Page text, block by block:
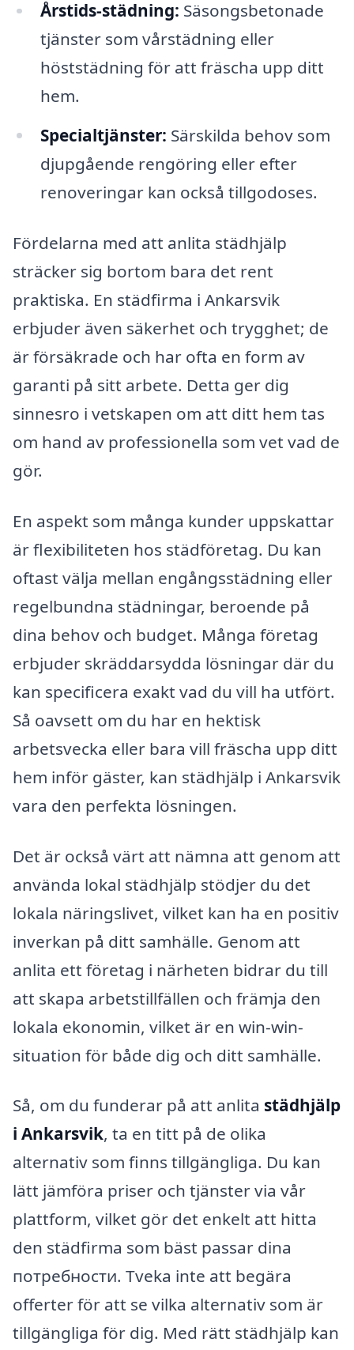
Årstids-städning: Säsongsbetonade
tjänster som vårstädning eller
höststädning för att fräscha upp ditt
hem.
Specialtjänster: Särskilda behov som
djupgående rengöring eller efter
renoveringar kan också tillgodoses.
Fördelarna med att anlita städhjälp
sträcker sig bortom bara det rent
praktiska. En städfirma i Ankarsvik
erbjuder även säkerhet och trygghet; de
är försäkrade och har ofta en form av
garanti på sitt arbete. Detta ger dig
sinnesro i vetskapen om att ditt hem tas
om hand av professionella som vet vad de
gör.
En aspekt som många kunder uppskattar
är flexibiliteten hos städföretag. Du kan
oftast välja mellan engångsstädning eller
regelbundna städningar, beroende på
dina behov och budget. Många företag
erbjuder skräddarsydda lösningar där du
kan specificera exakt vad du vill ha utfört.
Så oavsett om du har en hektisk
arbetsvecka eller bara vill fräscha upp ditt
hem inför gäster, kan städhjälp i Ankarsvik
vara den perfekta lösningen.
Det är också värt att nämna att genom att
använda lokal städhjälp stödjer du det
lokala näringslivet, vilket kan ha en positiv
inverkan på ditt samhälle. Genom att
anlita ett företag i närheten bidrar du till
att skapa arbetstillfällen och främja den
lokala ekonomin, vilket är en win-win-
situation för både dig och ditt samhälle.
Så, om du funderar på att anlita städhjälp
i Ankarsvik, ta en titt på de olika
alternativ som finns tillgängliga. Du kan
lätt jämföra priser och tjänster via vår
plattform, vilket gör det enkelt att hitta
den städfirma som bäst passar dina
потребности. Tveka inte att begära
offerter för att se vilka alternativ som är
tillgängliga för dig. Med rätt städhjälp kan